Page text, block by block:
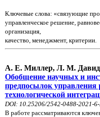
Ключевые слова: «связующие
управленческое решение,
организация,
качество, менеджмент, критерии.
А. Е. Миллер, Л. М.
Обобщение научных и
предпосылок управления
технологической
DOI: 10.25206/2542-0488-2021-
В работе рассматриваются